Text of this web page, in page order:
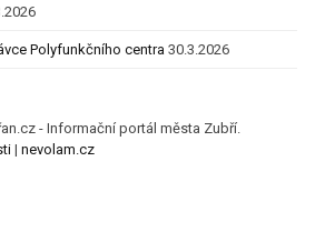
Polyfunkčního centra 30.3.2026
- Informační portál města Zubří.
| nevolam.cz